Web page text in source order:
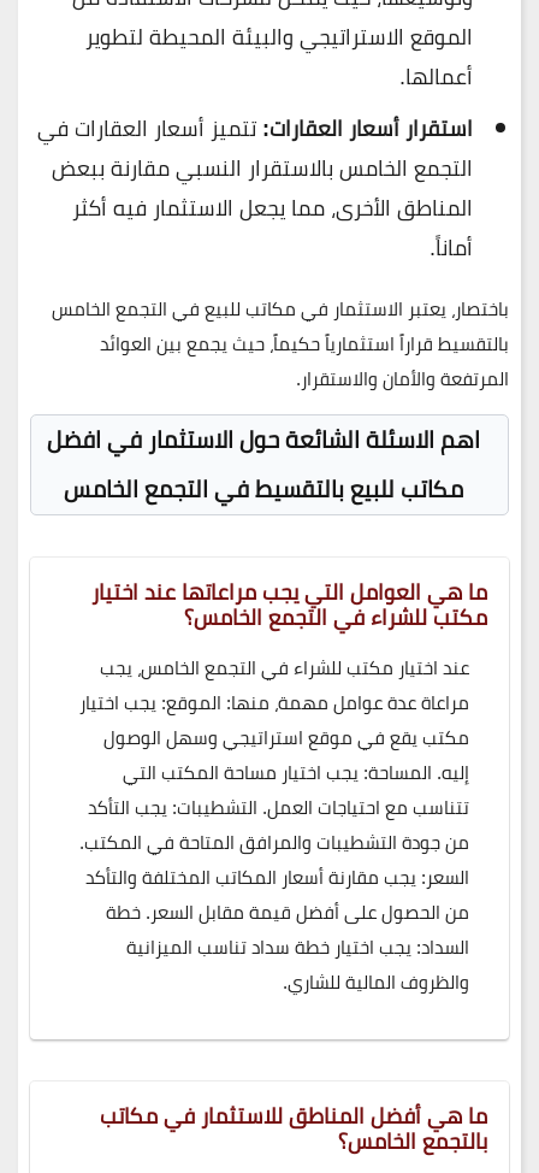
الموقع الاستراتيجي والبيئة المحيطة لتطوير
أعمالها.
استقرار أسعار العقارات:تتميز أسعار العقارات في
التجمع الخامس بالاستقرار النسبي مقارنة ببعض
المناطق الأخرى، مما يجعل الاستثمار فيه أكثر
أماناً.
باختصار، يعتبر الاستثمار في مكاتب للبيع في التجمع الخامس
بالتقسيط قراراً استثمارياً حكيماً، حيث يجمع بين العوائد
المرتفعة والأمان والاستقرار.
اهم الاسئلة الشائعة حول الاستثمار في افضل
مكاتب للبيع بالتقسيط في التجمع الخامس
ما هي العوامل التي يجب مراعاتها عند اختيار
مكتب للشراء في التجمع الخامس؟
عند اختيار مكتب للشراء في التجمع الخامس، يجب
مراعاة عدة عوامل مهمة، منها: الموقع: يجب اختيار
مكتب يقع في موقع استراتيجي وسهل الوصول
إليه. المساحة: يجب اختيار مساحة المكتب التي
تتناسب مع احتياجات العمل. التشطيبات: يجب التأكد
من جودة التشطيبات والمرافق المتاحة في المكتب.
السعر: يجب مقارنة أسعار المكاتب المختلفة والتأكد
من الحصول على أفضل قيمة مقابل السعر. خطة
السداد: يجب اختيار خطة سداد تناسب الميزانية
والظروف المالية للشاري.
ما هي أفضل المناطق للاستثمار في مكاتب
بالتجمع الخامس؟